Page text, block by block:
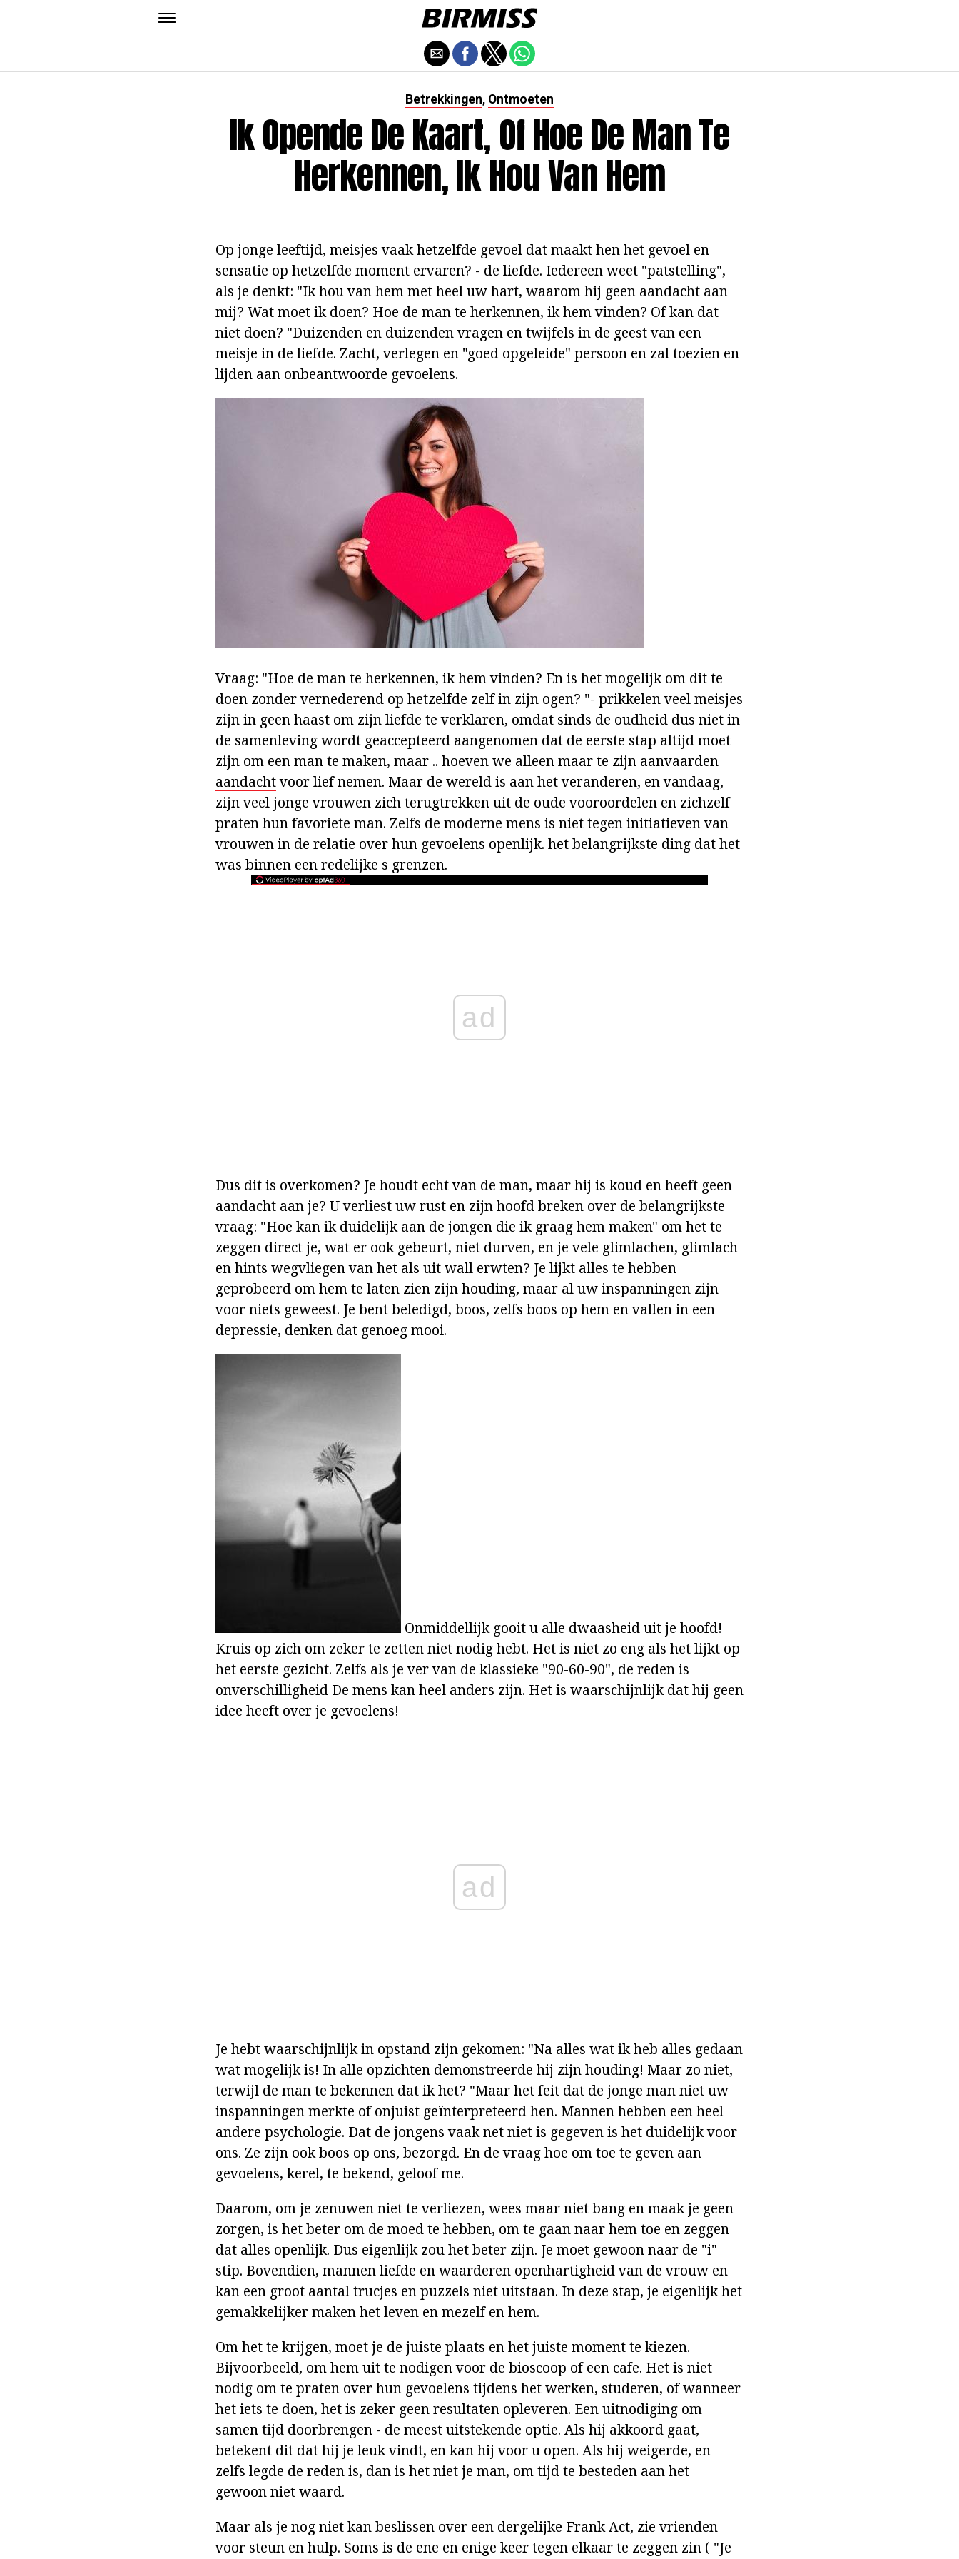
Betrekkingen, Ontmoeten
Ik Opende De Kaart, Of Hoe De Man Te
Herkennen, Ik Hou Van Hem
Op jonge leeftijd, meisjes vaak hetzelfde gevoel dat maakt hen het gevoel en
sensatie op hetzelfde moment ervaren? - de liefde. Iedereen weet "patstelling",
als je denkt: "Ik hou van hem met heel uw hart, waarom hij geen aandacht aan
mij? Wat moet ik doen? Hoe de man te herkennen, ik hem vinden? Of kan dat
niet doen? "Duizenden en duizenden vragen en twijfels in de geest van een
meisje in de liefde. Zacht, verlegen en "goed opgeleide" persoon en zal toezien en
lijden aan onbeantwoorde gevoelens.
Vraag: "Hoe de man te herkennen, ik hem vinden? En is het mogelijk om dit te
doen zonder vernederend op hetzelfde zelf in zijn ogen? "- prikkelen veel meisjes
zijn in geen haast om zijn liefde te verklaren, omdat sinds de oudheid dus niet in
de samenleving wordt geaccepteerd aangenomen dat de eerste stap altijd moet
zijn om een man te maken, maar .. hoeven we alleen maar te zijn aanvaarden
aandachtvoor lief nemen. Maar de wereld is aan het veranderen, en vandaag,
zijn veel jonge vrouwen zich terugtrekken uit de oude vooroordelen en zichzelf
praten hun favoriete man. Zelfs de moderne mens is niet tegen initiatieven van
vrouwen in de relatie over hun gevoelens openlijk. het belangrijkste ding dat het
was binnen een redelijke s grenzen.
ad
Dus dit is overkomen? Je houdt echt van de man, maar hij is koud en heeft geen
aandacht aan je? U verliest uw rust en zijn hoofd breken over de belangrijkste
vraag: "Hoe kan ik duidelijk aan de jongen die ik graag hem maken" om het te
zeggen direct je, wat er ook gebeurt, niet durven, en je vele glimlachen, glimlach
en hints wegvliegen van het als uit wall erwten? Je lijkt alles te hebben
geprobeerd om hem te laten zien zijn houding, maar al uw inspanningen zijn
voor niets geweest. Je bent beledigd, boos, zelfs boos op hem en vallen in een
depressie, denken dat genoeg mooi.
Onmiddellijk gooit u alle dwaasheid uit je hoofd!
Kruis op zich om zeker te zetten niet nodig hebt. Het is niet zo eng als het lijkt op
het eerste gezicht. Zelfs als je ver van de klassieke "90-60-90", de reden is
onverschilligheid De mens kan heel anders zijn. Het is waarschijnlijk dat hij geen
idee heeft over je gevoelens!
ad
Je hebt waarschijnlijk in opstand zijn gekomen: "Na alles wat ik heb alles gedaan
wat mogelijk is! In alle opzichten demonstreerde hij zijn houding! Maar zo niet,
terwijl de man te bekennen dat ik het? "Maar het feit dat de jonge man niet uw
inspanningen merkte of onjuist geïnterpreteerd hen. Mannen hebben een heel
andere psychologie. Dat de jongens vaak net niet is gegeven is het duidelijk voor
ons. Ze zijn ook boos op ons, bezorgd. En de vraag hoe om toe te geven aan
gevoelens, kerel, te bekend, geloof me.
Daarom, om je zenuwen niet te verliezen, wees maar niet bang en maak je geen
zorgen, is het beter om de moed te hebben, om te gaan naar hem toe en zeggen
dat alles openlijk. Dus eigenlijk zou het beter zijn. Je moet gewoon naar de "i"
stip. Bovendien, mannen liefde en waarderen openhartigheid van de vrouw en
kan een groot aantal trucjes en puzzels niet uitstaan. In deze stap, je eigenlijk het
gemakkelijker maken het leven en mezelf en hem.
Om het te krijgen, moet je de juiste plaats en het juiste moment te kiezen.
Bijvoorbeeld, om hem uit te nodigen voor de bioscoop of een cafe. Het is niet
nodig om te praten over hun gevoelens tijdens het werken, studeren, of wanneer
het iets te doen, het is zeker geen resultaten opleveren. Een uitnodiging om
samen tijd doorbrengen - de meest uitstekende optie. Als hij akkoord gaat,
betekent dit dat hij je leuk vindt, en kan hij voor u open. Als hij weigerde, en
zelfs legde de reden is, dan is het niet je man, om tijd te besteden aan het
gewoon niet waard.
Maar als je nog niet kan beslissen over een dergelijke Frank Act, zie vrienden
voor steun en hulp. Soms is de ene en enige keer tegen elkaar te zeggen zin ( "Je